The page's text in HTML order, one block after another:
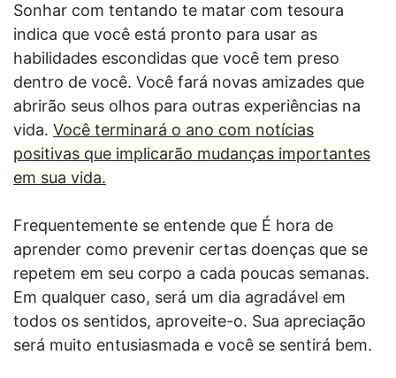
Sonhar com tentando te matar com tesoura
indica que você está pronto para usar as
habilidades escondidas que você tem preso
dentro de você. Você fará novas amizades que
abrirão seus olhos para outras experiências na
vida. Você terminará o ano com notícias
positivas que implicarão mudanças importantes
em sua vida.
Frequentemente se entende que É hora de
aprender como prevenir certas doenças que se
repetem em seu corpo a cada poucas semanas.
Em qualquer caso, será um dia agradável em
todos os sentidos, aproveite-o. Sua apreciação
será muito entusiasmada e você se sentirá bem.